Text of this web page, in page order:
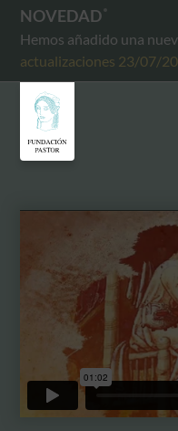
NOVEDAD
Hemos añadido una
actualizaciones 23/07/